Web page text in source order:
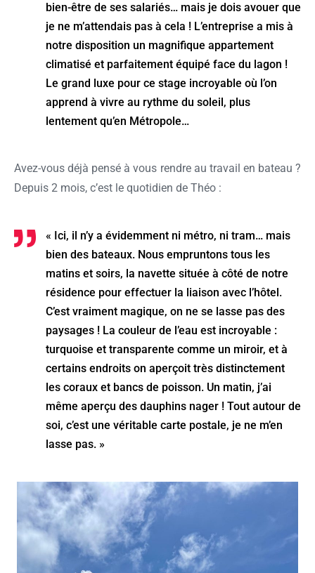
bien-être de ses salariés… mais je dois avouer que
je ne m’attendais pas à cela ! L’entreprise a mis à
notre disposition un magnifique appartement
climatisé et parfaitement équipé face du lagon !
Le grand luxe pour ce stage incroyable où l’on
apprend à vivre au rythme du soleil, plus
lentement qu’en Métropole…
Avez-vous déjà pensé à vous rendre au travail en bateau ?
Depuis 2 mois, c’est le quotidien de Théo :
« Ici, il n’y a évidemment ni métro, ni tram… mais
bien des bateaux. Nous empruntons tous les
matins et soirs, la navette située à côté de notre
résidence pour effectuer la liaison avec l’hôtel.
C’est vraiment magique, on ne se lasse pas des
paysages ! La couleur de l’eau est incroyable :
turquoise et transparente comme un miroir, et à
certains endroits on aperçoit très distinctement
les coraux et bancs de poisson. Un matin, j’ai
même aperçu des dauphins nager ! Tout autour de
soi, c’est une véritable carte postale, je ne m’en
lasse pas. »